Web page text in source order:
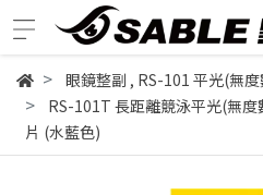
眼鏡整副 , RS-101 平光(無
RS-101T 長距離競泳平光(無
片 (水藍色)